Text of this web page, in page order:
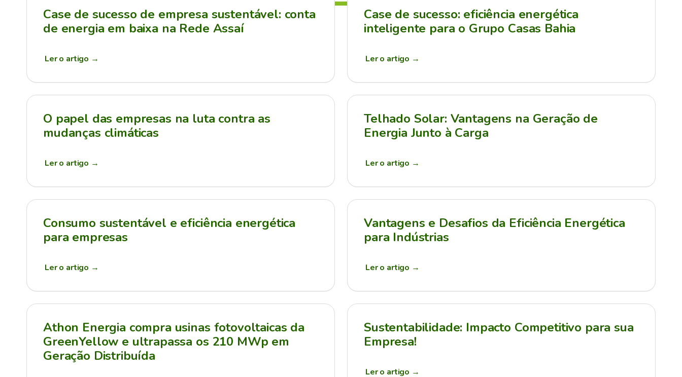
Case de sucesso de empresa sustentável: conta
de energia em baixa na Rede Assaí
Ler o artigo →
Case de sucesso: eficiência energética
inteligente para o Grupo Casas Bahia
Ler o artigo →
O papel das empresas na luta contra as
mudanças climáticas
Ler o artigo →
Telhado Solar: Vantagens na Geração de
Energia Junto à Carga
Ler o artigo →
Consumo sustentável e eficiência energética
para empresas
Ler o artigo →
Vantagens e Desafios da Eficiência Energética
para Indústrias
Ler o artigo →
Athon Energia compra usinas fotovoltaicas da
GreenYellow e ultrapassa os 210 MWp em
Geração Distribuída
Sustentabilidade: Impacto Competitivo para sua
Empresa!
Ler o artigo →